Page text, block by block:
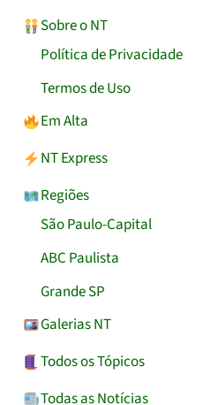
Sobre o NT
Política de Privacidade
Termos de Uso
Em Alta
NT Express
Regiões
São Paulo-Capital
ABC Paulista
Grande SP
Galerias NT
Todos os Tópicos
Todas as Notícias